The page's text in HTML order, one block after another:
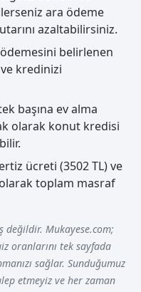
ara ödeme
azaltabilirsiniz.
belirlenen
kredinizi
başına ev alma
olarak konut kredisi
ücreti (3502 TL) ve
toplam masraf
değildir. Mukayese.com;
oranlarını tek sayfada
sağlar. Sunduğumuz
etmeyiz ve her zaman